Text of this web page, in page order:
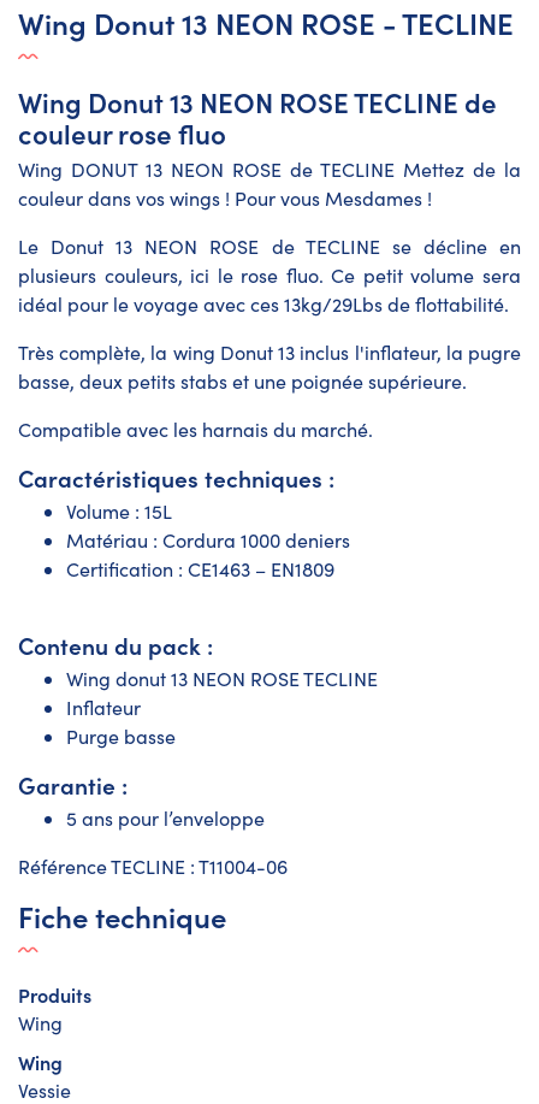
Wing Donut 13 NEON ROSE - TECLINE
Wing Donut 13 NEON ROSE TECLINE de
couleur rose fluo
Wing DONUT 13 NEON ROSE de TECLINE Mettez de la
couleur dans vos wings ! Pour vous Mesdames !
Le Donut 13 NEON ROSE de TECLINE se décline en
plusieurs couleurs, ici le rose fluo. Ce petit volume sera
idéal pour le voyage avec ces 13kg/29Lbs de flottabilité.
Très complète, la wing Donut 13 inclus l'inflateur, la pugre
basse, deux petits stabs et une poignée supérieure.
Compatible avec les harnais du marché.
Caractéristiques techniques :
Volume : 15L
Matériau : Cordura 1000 deniers
Certification : CE1463 – EN1809
Contenu du pack :
Wing donut 13 NEON ROSE TECLINE
Inflateur
Purge basse
Garantie :
5 ans pour l’enveloppe
Référence TECLINE : T11004-06
Fiche technique
Produits
Wing
Wing
Vessie